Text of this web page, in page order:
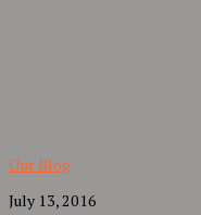
Our Blog
July 13, 2016